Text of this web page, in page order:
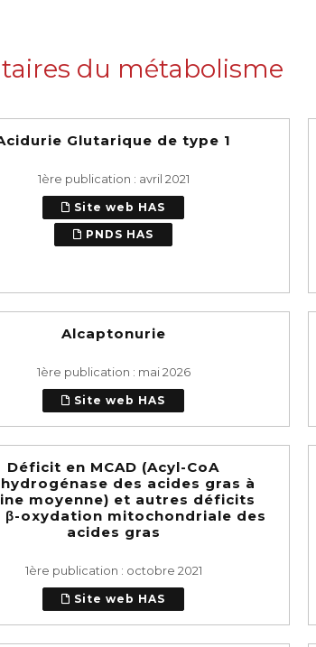
du métabolisme
Glutarique de type 1
1ère publication : avril 2021
Site web HAS
PNDS HAS
Alcaptonurie
1ère publication : mai 2026
Site web HAS
Déficit en MCAD (Acyl-CoA
des acides gras à
moyenne) et autres déficits
β-oxydation mitochondriale des
acides gras
1ère publication : octobre 2021
Site web HAS